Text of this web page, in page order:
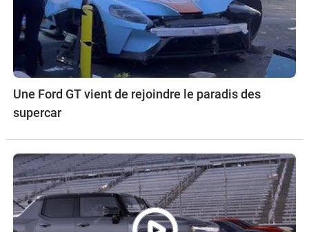
Une Ford GT vient de rejoindre le paradis des
supercar